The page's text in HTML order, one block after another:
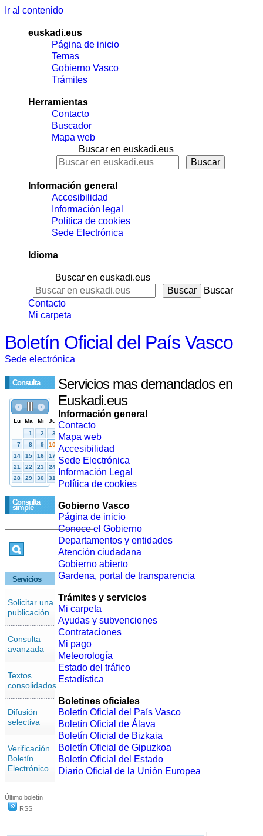
Ir al contenido
euskadi.eus
Página de inicio
Temas
Gobierno Vasco
Trámites
Herramientas
Contacto
Buscador
Mapa web
Buscar en euskadi.eus
Información general
Accesibilidad
Información legal
Política de cookies
Sede Electrónica
Idioma
Buscar en euskadi.eus
Buscar
Contacto
Mi carpeta
Boletín Oficial del País Vasco
Sede electrónica
Consulta
Consulta
simple
Servicios
Solicitar una
publicación
Consulta
avanzada
Textos
consolidados
Difusión
selectiva
Verificación
Boletín
Electrónico
Último boletín
RSS
Servicios mas demandados en
Euskadi.eus
Información general
Contacto
Mapa web
Accesibilidad
Sede Electrónica
Información Legal
Política de cookies
Gobierno Vasco
Página de inicio
Conoce el Gobierno
Departamentos y entidades
Atención ciudadana
Gobierno abierto
Gardena, portal de transparencia
Trámites y servicios
Mi carpeta
Ayudas y subvenciones
Contrataciones
Mi pago
Meteorología
Estado del tráfico
Estadística
Boletines oficiales
Boletín Oficial del País Vasco
Boletín Oficial de Álava
Boletín Oficial de Bizkaia
Boletín Oficial de Gipuzkoa
Boletín Oficial del Estado
Diario Oficial de la Unión Europea